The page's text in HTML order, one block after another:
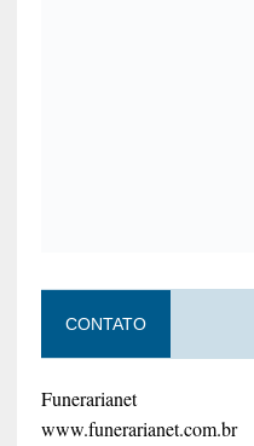
CONTATO
Funerarianet
www.funerarianet.com.br